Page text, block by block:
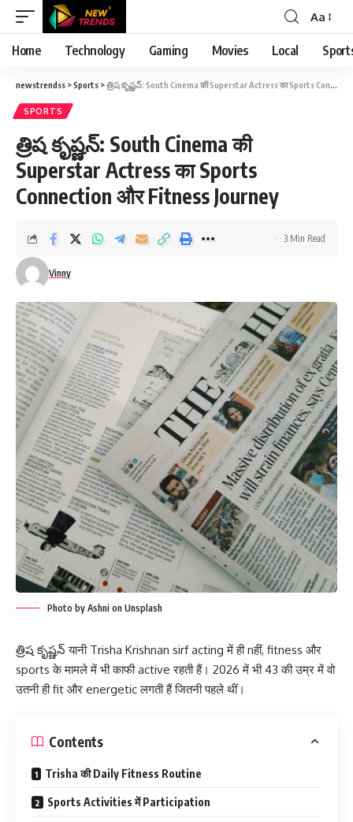
Font
Resizer
Aa
Home Technology Gaming Movies Local
newstrendss >Sports >త్రిష కృష్ణన్: South Cinema की Superstar Actress का Sports Connection और Fitness Journey
SPORTS
త్రిష కృష్ణన్: South Cinema की
Superstar Actress का Sports
Connection और Fitness Journey
Vinny
3 Min Read
Photo by Ashni on Unsplash
త్రిష కృష్ణన్ यानी Trisha Krishnan sirf acting में ही nहीं, fitness और
sports के मामले में भी काफी active रहती हैं। 2026 में भी 43 की उम्र में वो
उतनी ही fit और energetic लगती हैं जितनी पहले थीं।
Contents
Trisha की Daily Fitness Routine
Sports Activities में Participation